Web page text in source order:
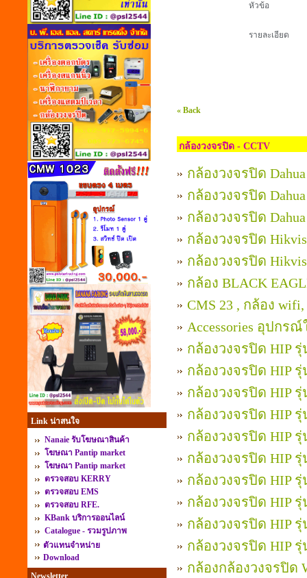
Link น่าสนใจ
Nanaie รับโฆษณาสินค้า
โฆษณา Pantip market
โฆษณา Pantip market
ตรวจสอบ KERRY
ตรวจสอบ EMS
ตรวจสอบ RFE.
KBank บริการออนไลน์
Catalogue - รวมรูปภาพ
ตัวแทนจำหน่าย
Download
Newsletter
หัวข้อ
รายละเอียด
« Back
กล้องวงจรปิด - CCTV
กล้องวงจรปิด
กล้องวงจรปิด
กล้องวงจรปิด
กล้องวงจรปิด
กล้องวงจรปิด
กล้อง BLACK
CMS 23 , กล้อง wifi,
Accessories อุปกร
กล้องวงจรปิด HIP รุ่
กล้องวงจรปิด HIP รุ่
กล้องวงจรปิด HIP รุ่
กล้องวงจรปิด HIP รุ่
กล้องวงจรปิด HIP รุ่
กล้องวงจรปิด HIP รุ่
กล้องวงจรปิด HIP รุ่
กล้องวงจรปิด HIP รุ่
กล้องวงจรปิด HIP รุ่
กล้องวงจรปิด HIP รุ่
กล้องกล้องวงจรปิด